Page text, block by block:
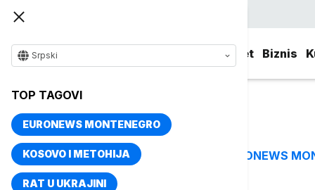
Svet Biznis
Srpski
TOP TAGOVI
EURONEWS MONTENEGRO
KOSOVO I METOHIJA
RAT U UKRAJINI
TOP TAGOVI EURONEWS